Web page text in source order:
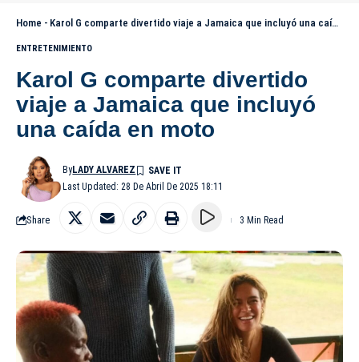
Home - Karol G comparte divertido viaje a Jamaica que incluyó una caída en moto
ENTRETENIMIENTO
Karol G comparte divertido
viaje a Jamaica que incluyó
una caída en moto
Last Updated: 28 De Abril De 2025 18:11
ByLADY ALVAREZ
Share 3 Min Read